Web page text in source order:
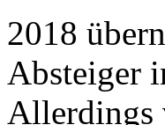
2018
Absteiger
Allerdings